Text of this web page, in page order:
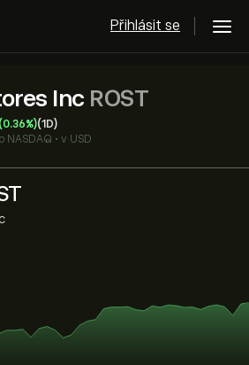
Přihlásit se
Inc ROST
(0.36%)(1D)
NASDAQ • v USD